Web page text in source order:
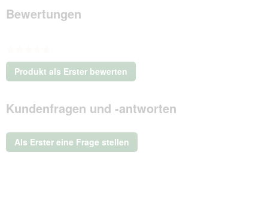
Bewertungen
Kein
Beurteilungswert
Produkt als Erster bewerten
.
dieser
Aktion
ein
modales
Kundenfragen und -antworten
Als Erster eine Frage stellen